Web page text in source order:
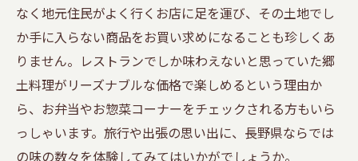
なく地元住民がよく行くお店に足を運び、その土地でし
か手に入らない商品をお買い求めになることも珍しくあ
りません。レストランでしか味わえないと思っていた郷
土料理がリーズナブルな価格で楽しめるという理由か
ら、お弁当やお惣菜コーナーをチェックされる方もいら
っしゃいます。旅行や出張の思い出に、長野県ならでは
の味の数々を体験してみてはいかがでしょうか。